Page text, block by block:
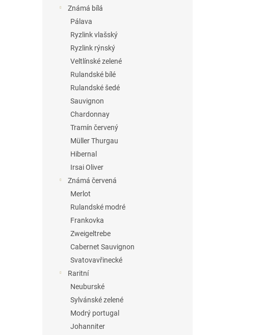
Známá bílá
Pálava
Ryzlink vlašský
Ryzlink rýnský
Veltlínské zelené
Rulandské bílé
Rulandské šedé
Sauvignon
Chardonnay
Tramín červený
Müller Thurgau
Hibernal
Irsai Oliver
Známá červená
Merlot
Rulandské modré
Frankovka
Zweigeltrebe
Cabernet Sauvignon
Svatovavřinecké
Raritní
Neuburské
Sylvánské zelené
Modrý portugal
Johanniter